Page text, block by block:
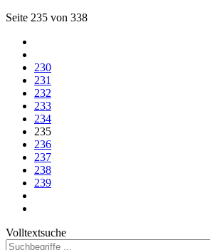
Seite 235 von 338
230
231
232
233
234
235
236
237
238
239
Volltextsuche